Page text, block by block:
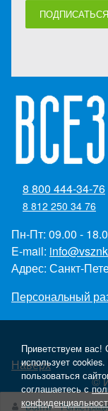
ПОДПИСАТЬСЯ
8 800 444-34-76
8 812 250 34 76
Пн-Пт: 09.00 -
E-mail:
Адрес: Санкт-
Персональный
Наверх
©
Войти
Приветствуем вас!
использует
пользоваться
соглашаетесь с